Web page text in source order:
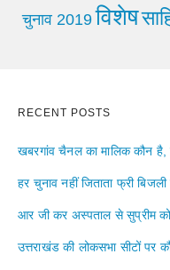
चुनाव 2019 विशेष
RECENT POSTS
खबरगांव चैनल का मालिक कौन
हर चुनाव नहीं जिताता फ्री
आर जी कर अस्पताल से सुप्रीम
उत्तराखंड की लोकसभा सीटों पर